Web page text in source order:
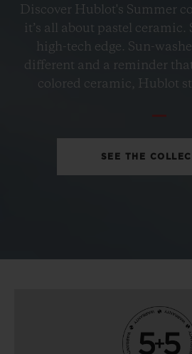
PETROL BLUE
33 MM
EUR 15,200 •
Discover Hublot's Summer
it’s all about pastel ceramic.
high-tech edge. Sun-
different and a reminder
colored ceramic, Hublot
SEE THE